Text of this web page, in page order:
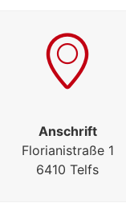
Anschrift
Florianistraße 1
6410 Telfs